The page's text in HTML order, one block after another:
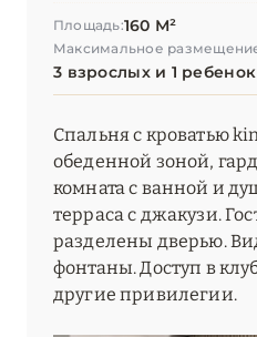
Площадь:160 М²
Максимальное
3 взрослых и 1 ребенок
Спальня с кроватью
обеденной зоной,
комната с ванной и
терраса с джакузи.
разделены дверью.
фонтаны. Доступ в
другие привилегии.